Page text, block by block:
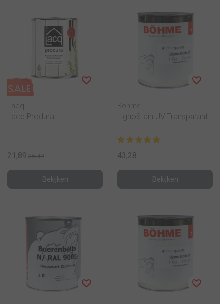
Lacq
Lacq Produra
21,89 36,49
Bekijken
Böhme
LignoStain UV Transparant
43,28
Bekijken